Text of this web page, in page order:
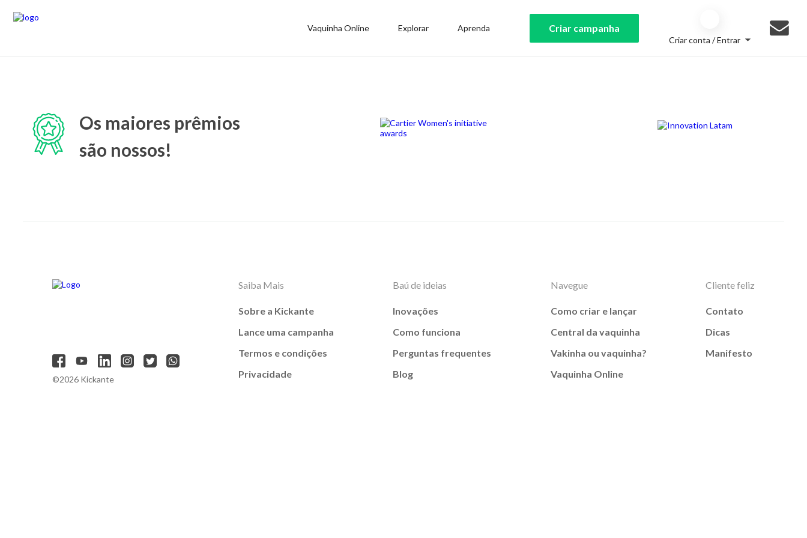
Vaquinha Online Explorar Aprenda Criar campanha
Criar conta / Entrar
Os maiores prêmios
são nossos!
©2026 Kickante
Saiba Mais
Sobre a Kickante
Lance uma campanha
Termos e condições
Privacidade
Baú de ideias
Inovações
Como funciona
Perguntas frequentes
Blog
Navegue
Como criar e lançar
Central da vaquinha
Vakinha ou vaquinha?
Vaquinha Online
Cliente feliz
Contato
Dicas
Manifesto